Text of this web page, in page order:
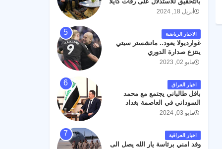
مولرأبريل 18, 2024
الاخبار الرياضية
غوارديولا يعود.. مانشستر سيتي
ينتزع صدارة الدوري
مايو 02, 2023
اخبار العراق
بافل طالباني يجتمع مع محمد
السوداني في العاصمة بغداد
مايو 03, 2024
اخبار العراقية
وفد امني برئاسة يار الله يصل الى